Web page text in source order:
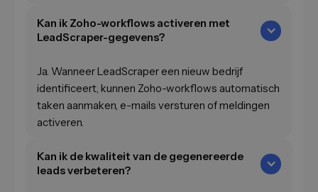
Kan ik Zoho-workflows activeren met
LeadScraper-gegevens?
Ja. Wanneer LeadScraper een nieuw bedrijf
identificeert, kunnen Zoho-workflows automatisch
taken aanmaken, e-mails versturen of meldingen
activeren.
Kan ik de kwaliteit van de gegenereerde
leads verbeteren?